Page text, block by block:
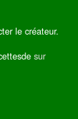
le créateur.
sur